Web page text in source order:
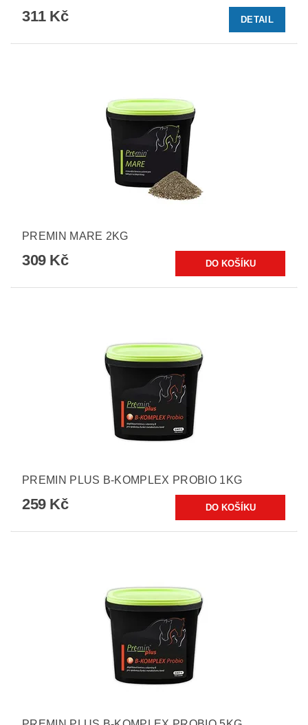
311 Kč DETAIL
PREMIN MARE 2KG
309 Kč
PREMIN PLUS B-KOMPLEX PROBIO 1KG
259 Kč